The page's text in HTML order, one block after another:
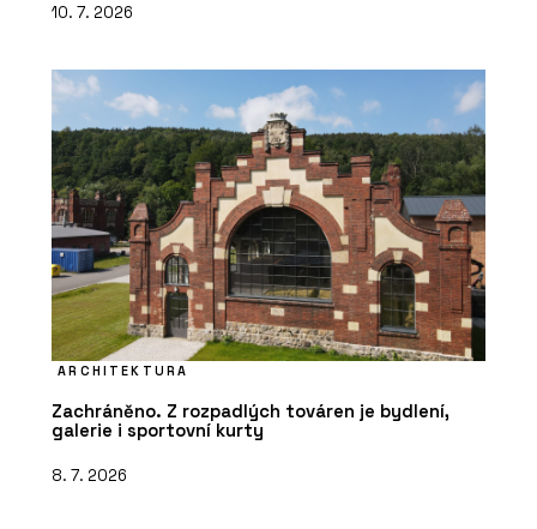
10. 7. 2026
ARCHITEKTURA
Zachráněno. Z rozpadlých továren je bydlení,
galerie i sportovní kurty
8. 7. 2026